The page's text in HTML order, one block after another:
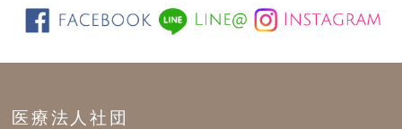
医療法人社団